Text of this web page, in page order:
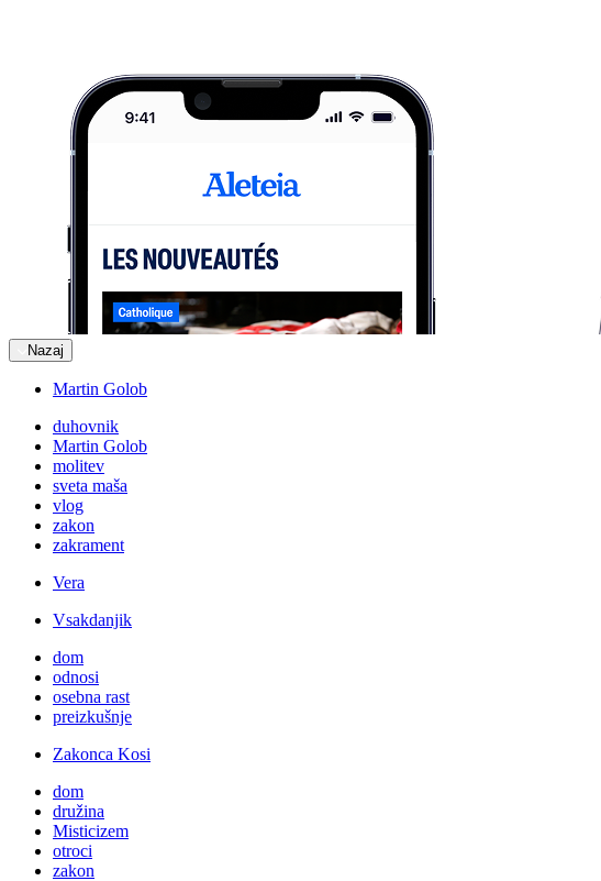
Nazaj
Martin Golob
duhovnik
Martin Golob
molitev
sveta maša
vlog
zakon
zakrament
Vera
Vsakdanjik
dom
odnosi
osebna rast
preizkušnje
Zakonca Kosi
dom
družina
Misticizem
otroci
zakon